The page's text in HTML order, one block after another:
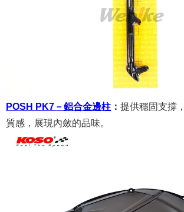
POSH PK7－鋁合金邊柱 ： 提供穩固支撐
質感，展現內斂的品味。